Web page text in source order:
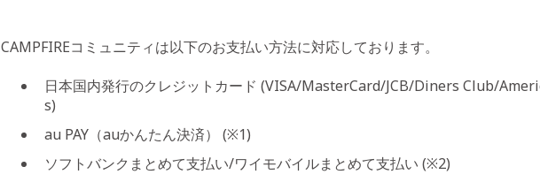
CAMPFIREコミュニティは以下のお支払い方法に対応しております。
日本国内発行のクレジットカード (VISA/MasterCard/JCB/Diners Club/
s)
au PAY（auかんたん決済） (※1)
ソフトバンクまとめて支払い/ワイモバイルまとめて支払い (※2)